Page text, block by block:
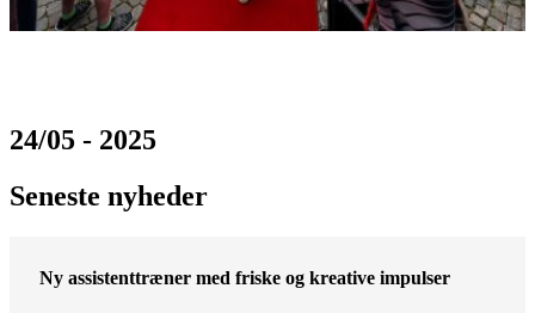
24/05 - 2025
Seneste nyheder
Ny assistenttræner med friske og kreative impulser